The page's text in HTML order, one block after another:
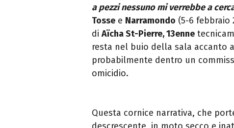
a pezzi nessuno mi verrebbe a
Tosse e Narramondo (5-6
di Aïcha St-Pierre, 13enne
resta nel buio della sala accanto
probabilmente dentro un
omicidio.
Questa cornice narrativa, che